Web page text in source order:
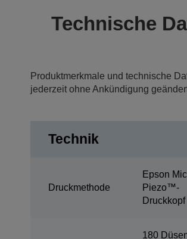
Technische
Produktmerkmale und technische
jederzeit ohne Ankündigung
Technik
Druckmethode
Epson
Piezo™-
Druckkopf
180